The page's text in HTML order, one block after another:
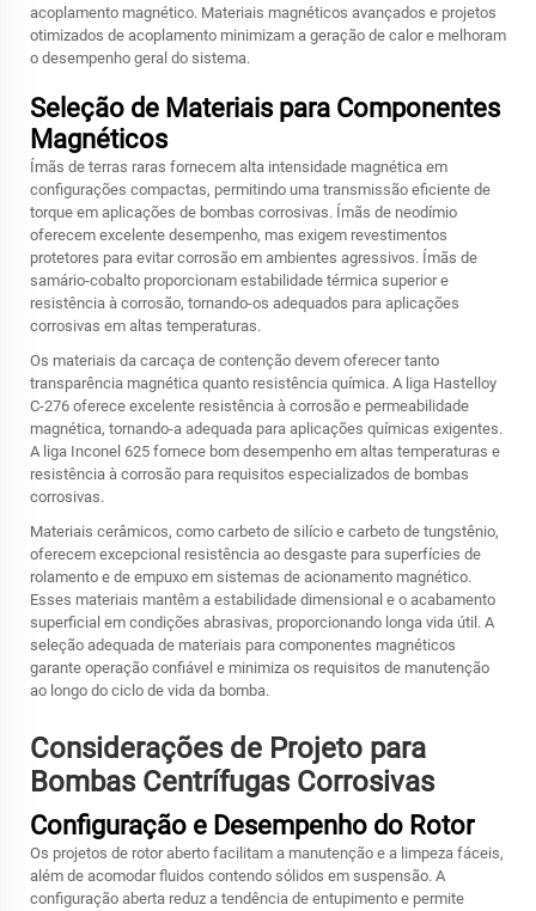
acoplamento magnético. Materiais magnéticos avançados e projetos
otimizados de acoplamento minimizam a geração de calor e melhoram
o desempenho geral do sistema.
Seleção de Materiais para Componentes
Magnéticos
Ímãs de terras raras fornecem alta intensidade magnética em
configurações compactas, permitindo uma transmissão eficiente de
torque em aplicações de bombas corrosivas. Ímãs de neodímio
oferecem excelente desempenho, mas exigem revestimentos
protetores para evitar corrosão em ambientes agressivos. Ímãs de
samário-cobalto proporcionam estabilidade térmica superior e
resistência à corrosão, tornando-os adequados para aplicações
corrosivas em altas temperaturas.
Os materiais da carcaça de contenção devem oferecer tanto
transparência magnética quanto resistência química. A liga Hastelloy
C-276 oferece excelente resistência à corrosão e permeabilidade
magnética, tornando-a adequada para aplicações químicas exigentes.
A liga Inconel 625 fornece bom desempenho em altas temperaturas e
resistência à corrosão para requisitos especializados de bombas
corrosivas.
Materiais cerâmicos, como carbeto de silício e carbeto de tungstênio,
oferecem excepcional resistência ao desgaste para superfícies de
rolamento e de empuxo em sistemas de acionamento magnético.
Esses materiais mantêm a estabilidade dimensional e o acabamento
superficial em condições abrasivas, proporcionando longa vida útil. A
seleção adequada de materiais para componentes magnéticos
garante operação confiável e minimiza os requisitos de manutenção
ao longo do ciclo de vida da bomba.
Considerações de Projeto para
Bombas Centrífugas Corrosivas
Configuração e Desempenho do Rotor
Os projetos de rotor aberto facilitam a manutenção e a limpeza fáceis,
além de acomodar fluidos contendo sólidos em suspensão. A
configuração aberta reduz a tendência de entupimento e permite